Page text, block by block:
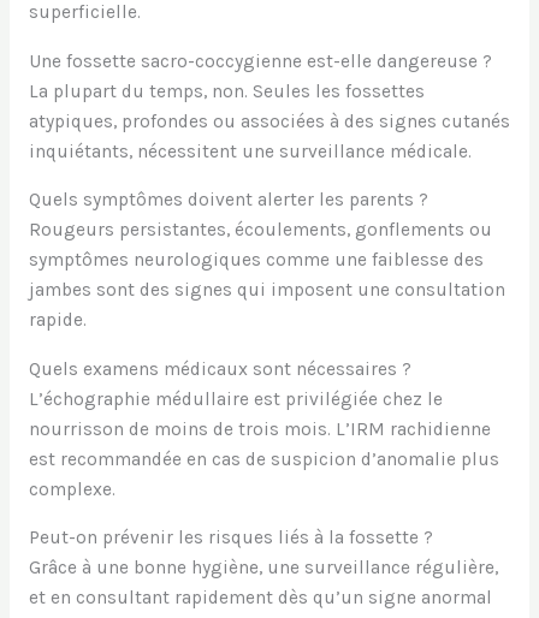
superficielle.
Une fossette sacro-coccygienne est-elle dangereuse ?
La plupart du temps, non. Seules les fossettes
atypiques, profondes ou associées à des signes cutanés
inquiétants, nécessitent une surveillance médicale.
Quels symptômes doivent alerter les parents ?
Rougeurs persistantes, écoulements, gonflements ou
symptômes neurologiques comme une faiblesse des
jambes sont des signes qui imposent une consultation
rapide.
Quels examens médicaux sont nécessaires ?
L’échographie médullaire est privilégiée chez le
nourrisson de moins de trois mois. L’IRM rachidienne
est recommandée en cas de suspicion d’anomalie plus
complexe.
Peut-on prévenir les risques liés à la fossette ?
Grâce à une bonne hygiène, une surveillance régulière,
et en consultant rapidement dès qu’un signe anormal